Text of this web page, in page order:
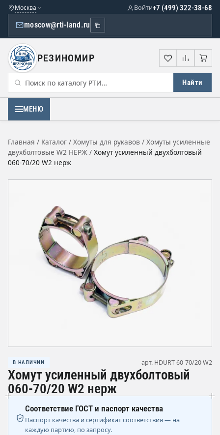
Москва
moscow@rti-land.ru
+7 (499) 322-38-68
Войти
РЕЗИНОМИР
Найти
Избранное
МЕНЮ
Главная / Каталог / Хомуты для рукавов / Хомуты усиленные
двухболтовые W2 НЕРЖ / Хомут усиленный двухболтовый
060-70/20 W2 нерж
В НАЛИЧИИ арт. HDURT 60-70/20 W2
Хомут усиленный двухболтовый
060-70/20 W2 нерж
Соответствие ГОСТ и паспорт качества
Паспорт качества и сертификат соответствия — на
каждую партию, по запросу.